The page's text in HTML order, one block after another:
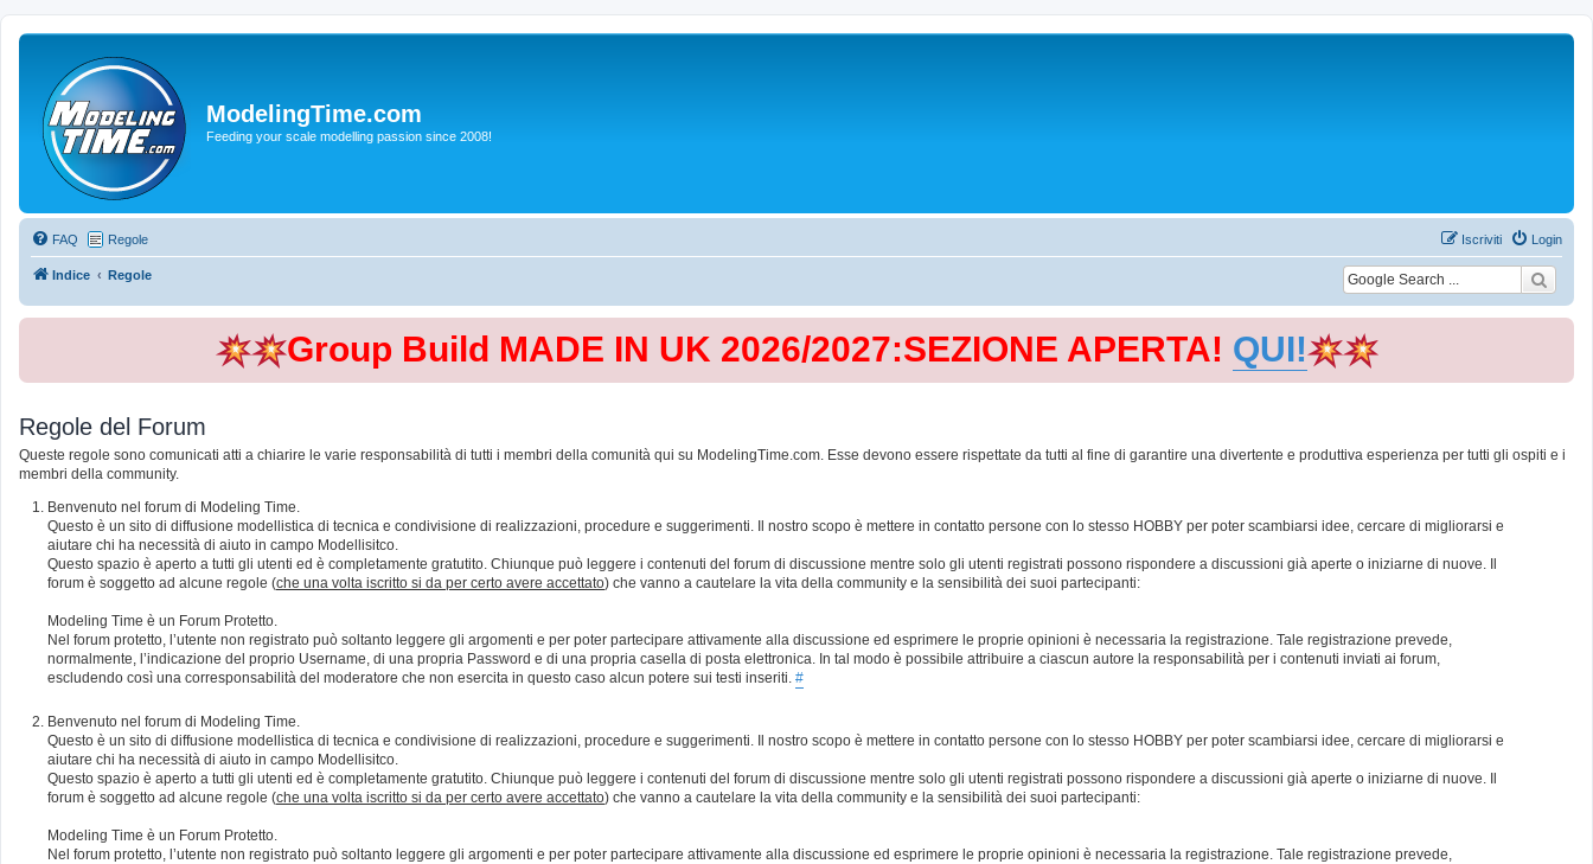
ModelingTime.com
Feeding your scale modelling passion since 2008!
FAQ Regole Login
Iscriviti
Indice Regole
Group Build MADE IN UK 2026/2027:SEZIONE APERTA! QUI!
Regole del Forum
Queste regole sono comunicati atti a chiarire le varie responsabilità di tutti i membri della comunità qui su ModelingTime.com. Esse devono essere rispettate da tutti al fine di garantire una divertente e produttiva esperienza per tutti gli ospiti e i
membri della community.
Benvenuto nel forum di Modeling Time.
Questo è un sito di diffusione modellistica di tecnica e condivisione di realizzazioni, procedure e suggerimenti. Il nostro scopo è mettere in contatto persone con lo stesso HOBBY per poter scambiarsi idee, cercare di migliorarsi e
aiutare chi ha necessità di aiuto in campo Modellisitco.
Questo spazio è aperto a tutti gli utenti ed è completamente gratutito. Chiunque può leggere i contenuti del forum di discussione mentre solo gli utenti registrati possono rispondere a discussioni già aperte o iniziarne di nuove. Il
forum è soggetto ad alcune regole (che una volta iscritto si da per certo avere accettato) che vanno a cautelare la vita della community e la sensibilità dei suoi partecipanti:
Modeling Time è un Forum Protetto.
Nel forum protetto, l’utente non registrato può soltanto leggere gli argomenti e per poter partecipare attivamente alla discussione ed esprimere le proprie opinioni è necessaria la registrazione. Tale registrazione prevede,
normalmente, l’indicazione del proprio Username, di una propria Password e di una propria casella di posta elettronica. In tal modo è possibile attribuire a ciascun autore la responsabilità per i contenuti inviati ai forum,
escludendo così una corresponsabilità del moderatore che non esercita in questo caso alcun potere sui testi inseriti. #
Benvenuto nel forum di Modeling Time.
Questo è un sito di diffusione modellistica di tecnica e condivisione di realizzazioni, procedure e suggerimenti. Il nostro scopo è mettere in contatto persone con lo stesso HOBBY per poter scambiarsi idee, cercare di migliorarsi e
aiutare chi ha necessità di aiuto in campo Modellisitco.
Questo spazio è aperto a tutti gli utenti ed è completamente gratutito. Chiunque può leggere i contenuti del forum di discussione mentre solo gli utenti registrati possono rispondere a discussioni già aperte o iniziarne di nuove. Il
forum è soggetto ad alcune regole (che una volta iscritto si da per certo avere accettato) che vanno a cautelare la vita della community e la sensibilità dei suoi partecipanti:
Modeling Time è un Forum Protetto.
Nel forum protetto, l’utente non registrato può soltanto leggere gli argomenti e per poter partecipare attivamente alla discussione ed esprimere le proprie opinioni è necessaria la registrazione. Tale registrazione prevede,